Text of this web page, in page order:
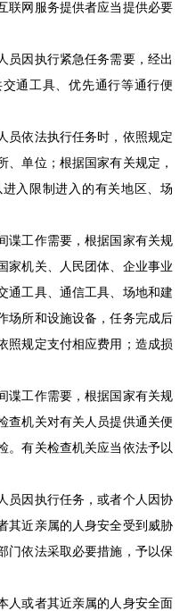
联网服务提供者应当提供必要
因执行紧急任务需要，经出
通工具、优先通行等通行便
依法执行任务时，依照规定
、单位；根据国家有关规定，
入限制进入的有关地区、场
工作需要，根据国家有关规
家机关、人民团体、企业事业
通工具、通信工具、场地和建
场所和设施设备，任务完成后
照规定支付相应费用；造成损
工作需要，根据国家有关规
查机关对有关人员提供通关便
。有关检查机关应当依法予以
因执行任务，或者个人因协
其近亲属的人身安全受到威胁
门依法采取必要措施，予以保
人或者其近亲属的人身安全面